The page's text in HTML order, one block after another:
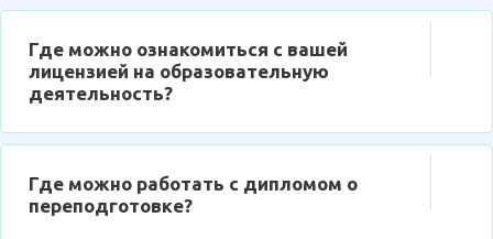
Где можно ознакомиться с вашей
лицензией на образовательную
деятельность?
Где можно работать с дипломом о
переподготовке?